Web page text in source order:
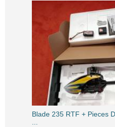
Blade 235 RTF + Pieces
...